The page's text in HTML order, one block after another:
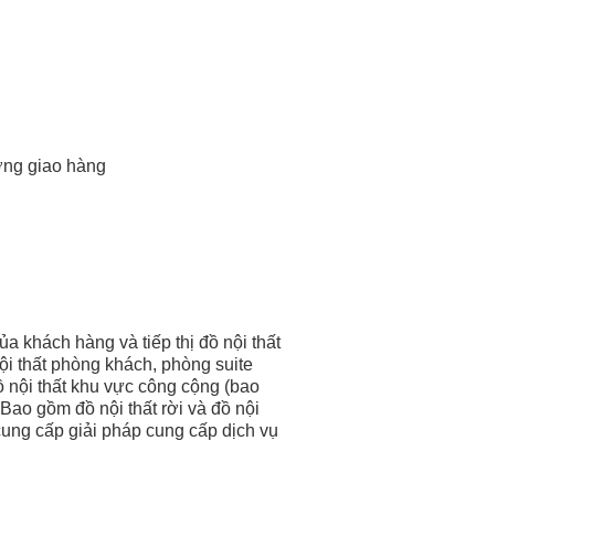
giao hàng
khách hàng và tiếp thị đồ nội thất
thất phòng khách, phòng suite
thất khu vực công cộng (bao
gồm đồ nội thất rời và đồ nội
cấp giải pháp cung cấp dịch vụ